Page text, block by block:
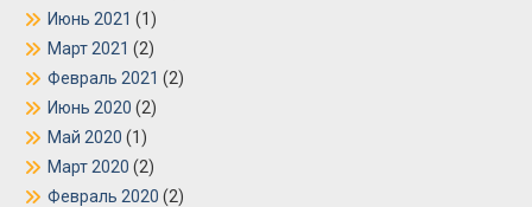
Июнь 2021 (1)
Март 2021 (2)
Февраль 2021 (2)
Июнь 2020 (2)
Май 2020 (1)
Март 2020 (2)
Февраль 2020 (2)